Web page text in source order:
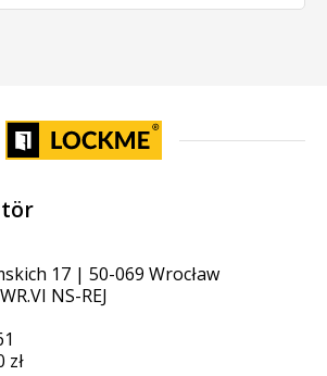
17 | 50-069 Wrocław
NS-REJ
zł